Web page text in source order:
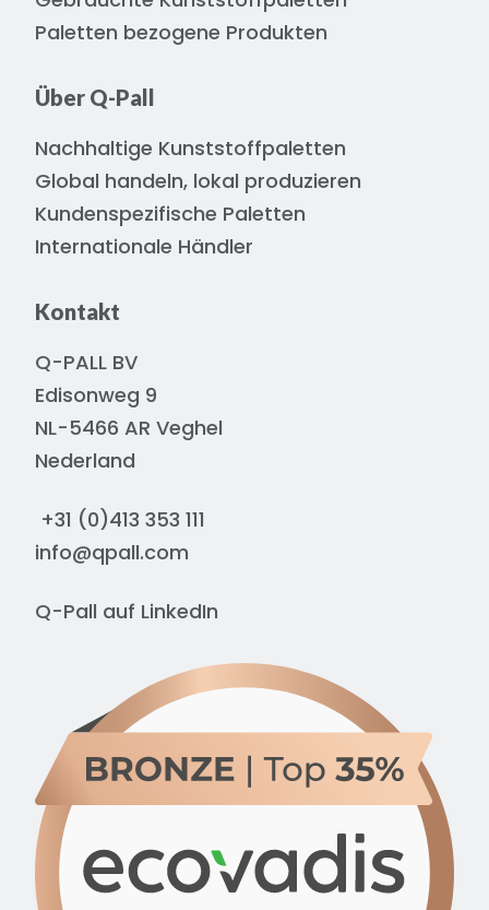
Paletten bezogene Produkten
Über Q-Pall
Nachhaltige Kunststoffpaletten
Global handeln, lokal produzieren
Kundenspezifische Paletten
Internationale Händler
Kontakt
Q-PALL BV
Edisonweg 9
NL-5466 AR Veghel
Nederland
+31 (0)413 353 111
info@qpall.com
Q-Pall auf LinkedIn